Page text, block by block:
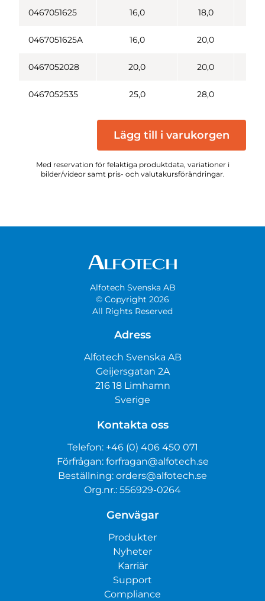
0467051625 16,0 18,0
0467051625A 16,0 20,0
0467052028 20,0 20,0
0467052535 25,0 28,0
Lägg till i varukorgen
Med reservation för felaktiga produktdata, variationer i
bilder/videor samt pris- och valutakursförändringar.
Alfotech Svenska AB
© Copyright 2026
All Rights Reserved
Adress
Alfotech Svenska AB
Geijersgatan 2A
216 18 Limhamn
Sverige
Kontakta oss
Telefon: +46 (0) 406 450 071
Förfrågan: forfragan@alfotech.se
Beställning: orders@alfotech.se
Org.nr.: 556929-0264
Genvägar
Produkter
Nyheter
Karriär
Support
Compliance